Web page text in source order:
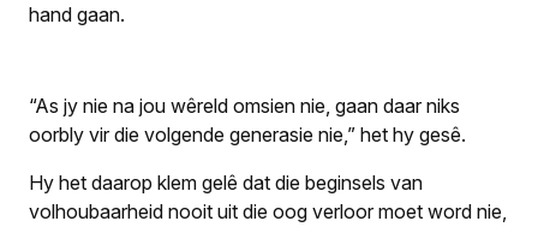
hand gaan.
“As jy nie na jou wêreld omsien nie, gaan daar niks
oorbly vir die volgende generasie nie,” het hy gesê.
Hy het daarop klem gelê dat die beginsels van
volhoubaarheid nooit uit die oog verloor moet word nie,